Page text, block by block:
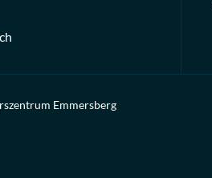
Emmersberg